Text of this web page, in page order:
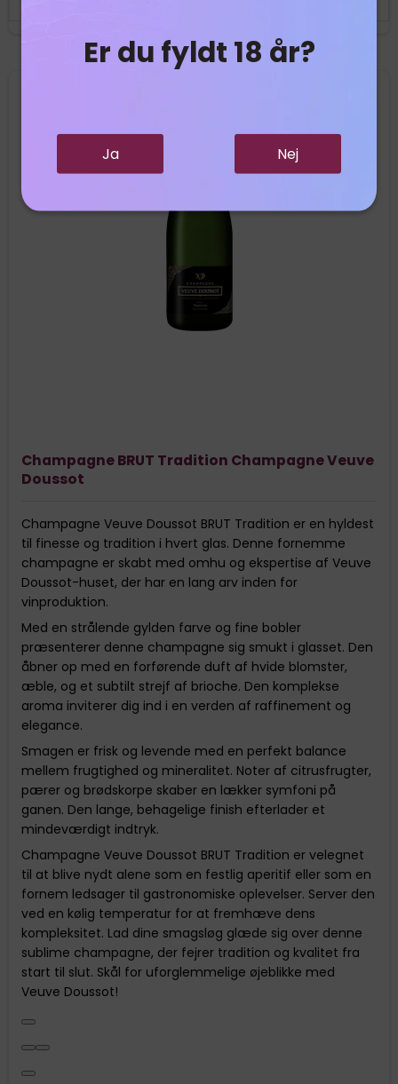
Er du fyldt 18 år?
Ja Nej
Champagne BRUT Tradition Champagne Veuve
Doussot
Champagne Veuve Doussot BRUT Tradition er en hyldest
til finesse og tradition i hvert glas. Denne fornemme
champagne er skabt med omhu og ekspertise af Veuve
Doussot-huset, der har en lang arv inden for
vinproduktion.
Med en strålende gylden farve og fine bobler
præsenterer denne champagne sig smukt i glasset. Den
åbner op med en forførende duft af hvide blomster,
æble, og et subtilt strejf af brioche. Den komplekse
aroma inviterer dig ind i en verden af raffinement og
elegance.
Smagen er frisk og levende med en perfekt balance
mellem frugtighed og mineralitet. Noter af citrusfrugter,
pærer og brødskorpe skaber en lækker symfoni på
ganen. Den lange, behagelige finish efterlader et
mindeværdigt indtryk.
Champagne Veuve Doussot BRUT Tradition er velegnet
til at blive nydt alene som en festlig aperitif eller som en
fornem ledsager til gastronomiske oplevelser. Server den
ved en kølig temperatur for at fremhæve dens
kompleksitet. Lad dine smagsløg glæde sig over denne
sublime champagne, der fejrer tradition og kvalitet fra
start til slut. Skål for uforglemmelige øjeblikke med
Veuve Doussot!